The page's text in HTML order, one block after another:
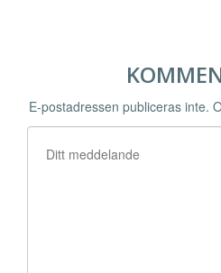
E-postadressen publiceras inte.